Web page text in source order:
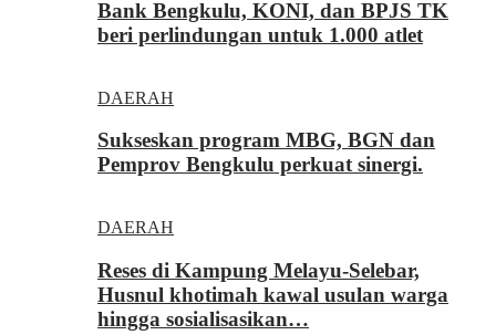
Bank Bengkulu, KONI, dan BPJS TK
beri perlindungan untuk 1.000 atlet
DAERAH
Sukseskan program MBG, BGN dan
Pemprov Bengkulu perkuat sinergi.
DAERAH
Reses di Kampung Melayu-Selebar,
Husnul khotimah kawal usulan warga
hingga sosialisasikan…